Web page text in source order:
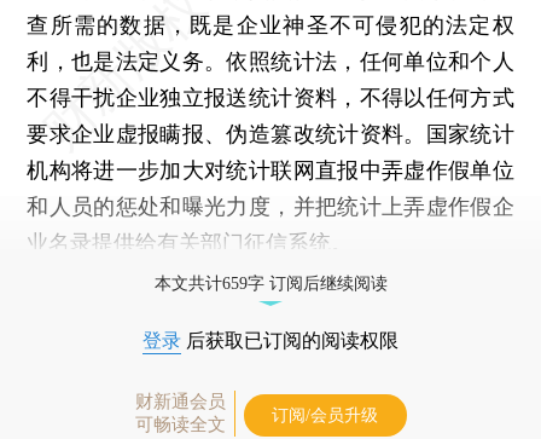
查所需的数据，既是企业神圣不可侵犯的法定权
利，也是法定义务。依照统计法，任何单位和个人
不得干扰企业独立报送统计资料，不得以任何方式
要求企业虚报瞒报、伪造篡改统计资料。国家统计
机构将进一步加大对统计联网直报中弄虚作假单位
和人员的惩处和曝光力度，并把统计上弄虚作假企
业名录提供给有关部门征信系统。
本文共计659字 订阅后继续阅读
登录 后获取已订阅的阅读权限
财新通会员
可畅读全文
订阅/会员升级